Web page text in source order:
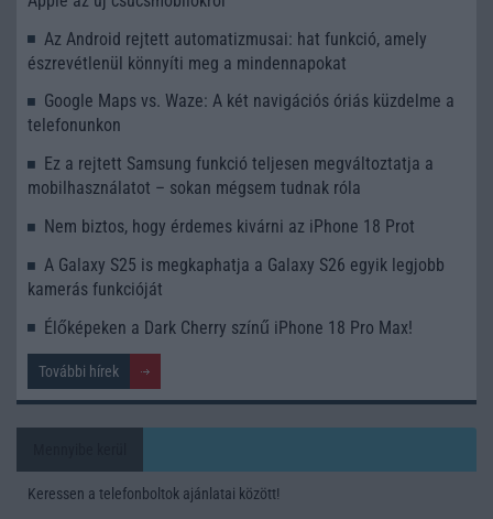
Az Android rejtett automatizmusai: hat funkció, amely
észrevétlenül könnyíti meg a mindennapokat
Google Maps vs. Waze: A két navigációs óriás küzdelme a
telefonunkon
Ez a rejtett Samsung funkció teljesen megváltoztatja a
mobilhasználatot – sokan mégsem tudnak róla
Nem biztos, hogy érdemes kivárni az iPhone 18 Prot
A Galaxy S25 is megkaphatja a Galaxy S26 egyik legjobb
kamerás funkcióját
Élőképeken a Dark Cherry színű iPhone 18 Pro Max!
További hírek
Keressen a telefonboltok ajánlatai között!